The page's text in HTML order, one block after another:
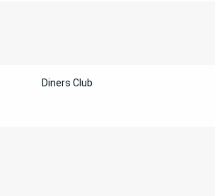
Diners Club